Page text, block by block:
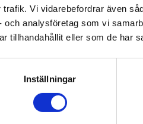
Vi vidarebefordrar även
och analysföretag som vi
tillhandahållit eller som de har
Inställningar